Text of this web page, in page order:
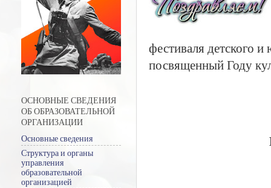
фестиваля детского
посвященный Году
ОСНОВНЫЕ СВЕДЕНИЯ
ОБ ОБРАЗОВАТЕЛЬНОЙ
ОРГАНИЗАЦИИ
Основные сведения
Структура и органы
управления
образовательной
организацией